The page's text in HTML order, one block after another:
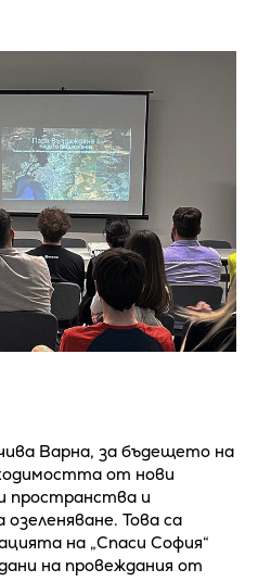
Варна, за бъдещето на
от нови
пространства и
Това са
на „Спаси София“
на провеждания от